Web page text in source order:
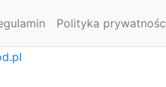
Polityka prywatnośc